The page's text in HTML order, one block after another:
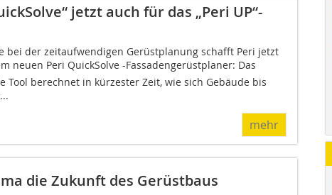
jetzt auch für das „Peri UP“-
bei der zeitaufwendigen Gerüstplanung schafft Peri jetzt
neuen Peri QuickSolve -Fassadengerüstplaner: Das
Tool berechnet in kürzester Zeit, wie sich Gebäude bis
mehr
die Zukunft des Gerüstbaus